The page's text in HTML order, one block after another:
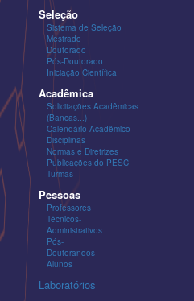
Seleção
Sistema de Seleção
Mestrado
Doutorado
Pós-Doutorado
Iniciação Científica
Acadêmica
Solicitações Acadêmicas
(Bancas...)
Calendário Acadêmico
Disciplinas
Normas e Diretrizes
Publicações do PESC
Turmas
Pessoas
Professores
Técnicos-
Administrativos
Pós-
Doutorandos
Alunos
Laboratórios